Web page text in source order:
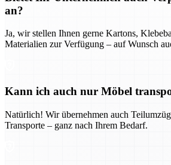
an?
Ja, wir stellen Ihnen gerne Kartons,
Materialien zur Verfügung – auf Wunsch
Kann ich auch nur Möbel
Natürlich! Wir übernehmen auch
Transporte – ganz nach Ihrem Bedarf.